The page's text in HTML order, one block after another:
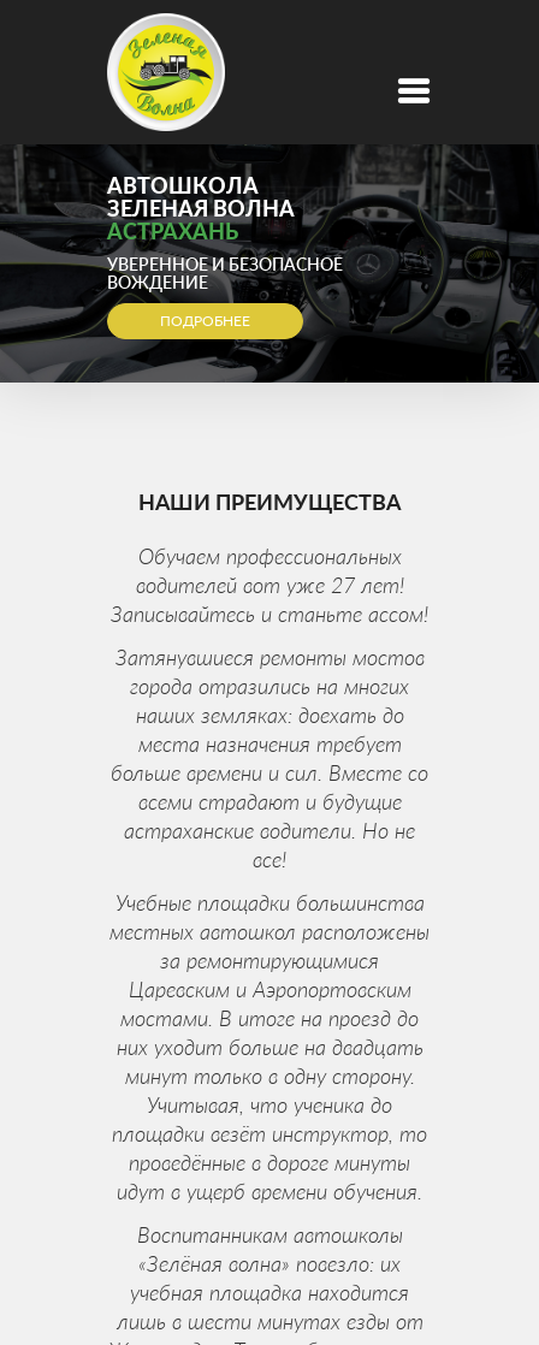
АВТОШКОЛА
ЗЕЛЕНАЯ ВОЛНА
АСТРАХАНЬ
УВЕРЕННОЕ И БЕЗОПАСНОЕ
ВОЖДЕНИЕ
ПОДРОБНЕЕ
НАШИ ПРЕИМУЩЕСТВА
Обучаем профессиональных
водителей вот уже 27 лет!
Записывайтесь и станьте ассом!
Затянувшиеся ремонты мостов
города отразились на многих
наших земляках: доехать до
места назначения требует
больше времени и сил. Вместе со
всеми страдают и будущие
астраханские водители. Но не
все!
Учебные площадки большинства
местных автошкол расположены
за ремонтирующимися
Царевским и Аэропортовским
мостами. В итоге на проезд до
них уходит больше на двадцать
минут только в одну сторону.
Учитывая, что ученика до
площадки везёт инструктор, то
проведённые в дороге минуты
идут в ущерб времени обучения.
Воспитанникам автошколы
«Зелёная волна» повезло: их
учебная площадка находится
лишь в шести минутах езды от